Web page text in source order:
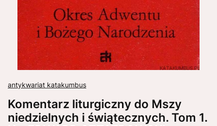
antykwariat katakumbus
Komentarz liturgiczny do Mszy
niedzielnych i świątecznych. Tom 1.